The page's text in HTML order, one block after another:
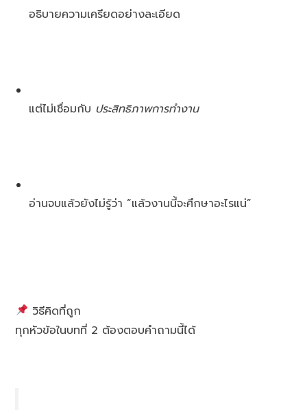
อธิบายความเครียดอย่างละเอียด
แต่ไม่เชื่อมกับ ประสิทธิภาพการทำงาน
อ่านจบแล้วยังไม่รู้ว่า “แล้วงานนี้จะศึกษาอะไรแน่”
วิธีคิดที่ถูก
ทุกหัวข้อในบทที่ 2 ต้องตอบคำถามนี้ได้